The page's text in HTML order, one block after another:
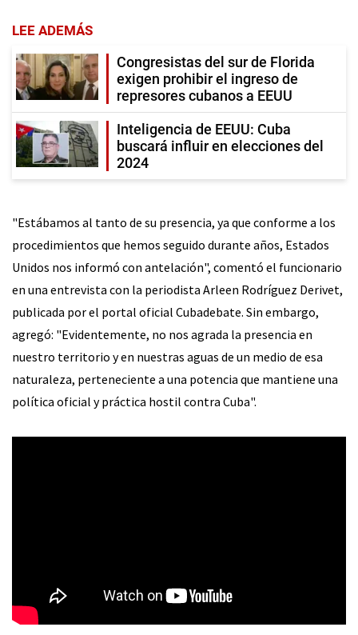
LEE ADEMÁS
Congresistas del sur de Florida
exigen prohibir el ingreso de
represores cubanos a EEUU
Inteligencia de EEUU: Cuba
buscará influir en elecciones del
2024
"Estábamos al tanto de su presencia, ya que conforme a los
procedimientos que hemos seguido durante años, Estados
Unidos nos informó con antelación", comentó el funcionario
en una entrevista con la periodista Arleen Rodríguez Derivet,
publicada por el portal oficial Cubadebate. Sin embargo,
agregó: "Evidentemente, no nos agrada la presencia en
nuestro territorio y en nuestras aguas de un medio de esa
naturaleza, perteneciente a una potencia que mantiene una
política oficial y práctica hostil contra Cuba".